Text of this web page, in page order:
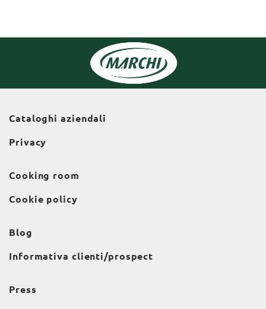
Cataloghi aziendali
Privacy
Cooking room
Cookie policy
Blog
Informativa clienti/prospect
Press